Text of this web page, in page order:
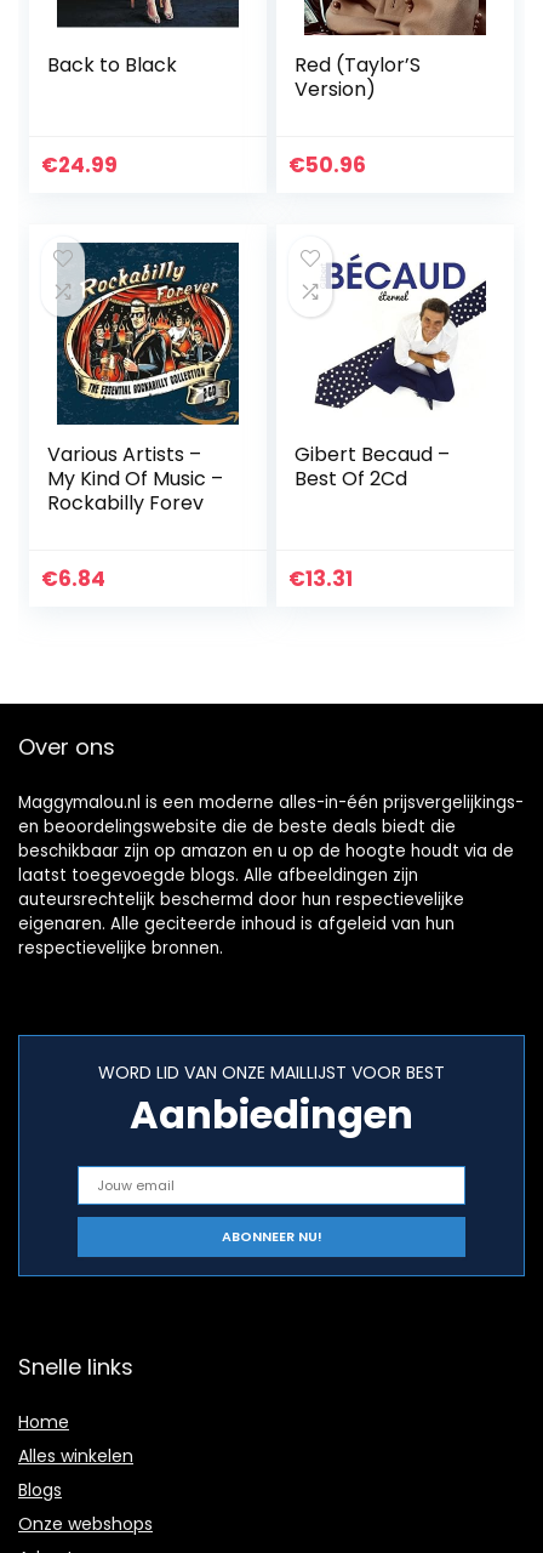
Back to Black
€24.99
Red (Taylor’S
Version)
€50.96
Various Artists –
My Kind Of Music –
Rockabilly Forev
€6.84
Gibert Becaud –
Best Of 2Cd
€13.31
Over ons
Maggymalou.nl is een moderne alles-in-één prijsvergelijkings-
en beoordelingswebsite die de beste deals biedt die
beschikbaar zijn op amazon en u op de hoogte houdt via de
laatst toegevoegde blogs. Alle afbeeldingen zijn
auteursrechtelijk beschermd door hun respectievelijke
eigenaren. Alle geciteerde inhoud is afgeleid van hun
respectievelijke bronnen.
WORD LID VAN ONZE MAILLIJST VOOR BEST
Aanbiedingen
Snelle links
Home
Alles winkelen
Blogs
Onze webshops